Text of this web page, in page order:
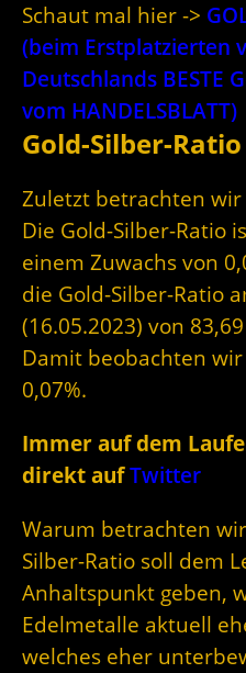
Schaut mal hier ->
(beim Erstplatzierten
Deutschlands BESTE
vom HANDELSBLATT)
Gold-Silber-Ratio
Zuletzt betrachten wir
Die Gold-Silber-Ratio
einem Zuwachs von
die Gold-Silber-Ratio
(16.05.2023) von
Damit beobachten
0,07%.
Immer auf dem
direkt aufTwitter
Warum betrachten
Silber-Ratio soll dem
Anhaltspunkt geben,
Edelmetalle aktuell
welches eher